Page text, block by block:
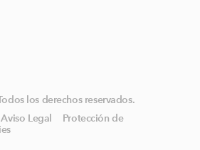
los derechos reservados.
Aviso Legal
Protección de